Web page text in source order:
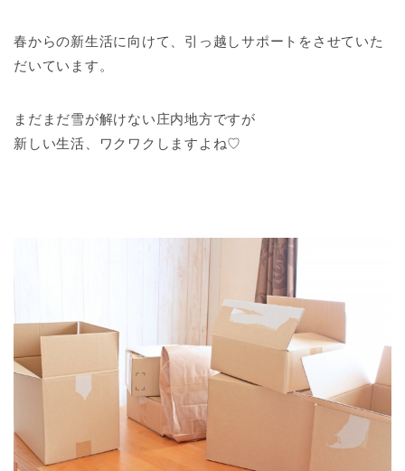
春からの新生活に向けて、引っ越しサポートをさせていた
だいています。
まだまだ雪が解けない庄内地方ですが
新しい生活、ワクワクしますよね♡